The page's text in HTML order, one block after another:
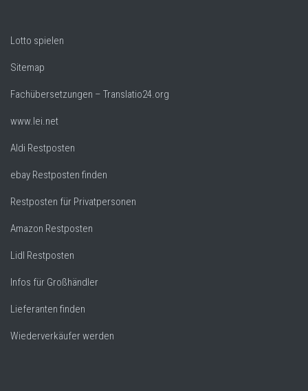
Lotto spielen
Sitemap
Fachübersetzungen – Translatio24.org
www.lei.net
Aldi Restposten
ebay Restposten finden
Restposten für Privatpersonen
Amazon Restposten
Lidl Restposten
Infos für Großhändler
Lieferanten finden
Wiederverkäufer werden